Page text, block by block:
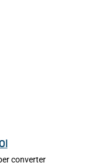
converter